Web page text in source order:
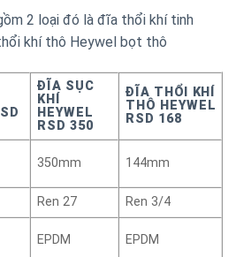
2 loại đó là đĩa thổi khí tinh
khí thô Heywel bọt thô
ĐĨA SỤC
KHÍ
HEYWEL
RSD 350
ĐĨA THỔI KHÍ
THÔ HEYWEL
RSD 168
350mm 144mm
Ren 27
Ren 3/4
EPDM EPDM